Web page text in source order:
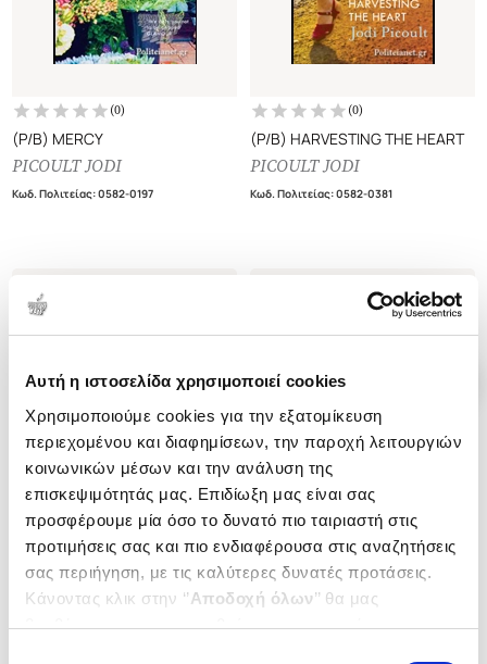
Αυτή η ιστοσελίδα χρησιμοποιεί cookies
Χρησιμοποιούμε cookies για την εξατομίκευση
περιεχομένου και διαφημίσεων, την παροχή λειτουργιών
κοινωνικών μέσων και την ανάλυση της
επισκεψιμότητάς μας. Επιδίωξη μας είναι σας
προσφέρουμε μία όσο το δυνατό πιο ταιριαστή στις
προτιμήσεις σας και πιο ενδιαφέρουσα στις αναζητήσεις
σας περιήγηση, με τις καλύτερες δυνατές προτάσεις.
Κάνοντας κλικ στην ‘’Αποδοχή όλων’’ θα μας
βοηθήσετε να ανταποκριθούμε στα παραπάνω.
(0)
(P/B) MERCY
PICOULT JODI
Κωδ. Πολιτείας:0582-0197
10
Τιμή Πολιτείας
(0)
(P/B) HARVESTING THE HEART
PICOULT JODI
Κωδ. Πολιτείας:0582-0381